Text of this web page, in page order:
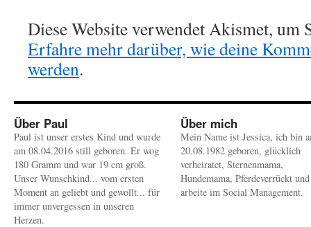
Diese Website verwendet Akismet, um
Erfahre mehr darüber, wie deine
werden.
Über Paul
Paul ist unser erstes Kind und wurde
am 08.04.2016 still geboren. Er wog
180 Gramm und war 19 cm groß.
Unser Wunschkind... vom ersten
Moment an geliebt und gewollt... für
immer unvergessen in unseren
Herzen.
Über mich
Mein Name ist Jessica, ich bin
20.08.1982 geboren, glücklich
verheiratet, Sternenmama,
Hundemama, Pferdeverrückt und
arbeite im Social Management.